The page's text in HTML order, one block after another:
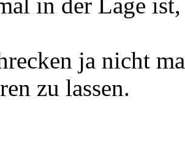
ja nicht
zu lassen.